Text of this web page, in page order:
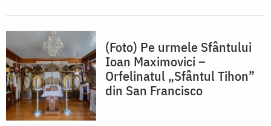
(Foto) Pe urmele Sfântului
Ioan Maximovici –
Orfelinatul „Sfântul Tihon”
din San Francisco